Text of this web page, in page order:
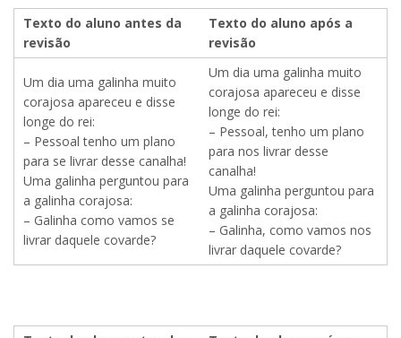
Texto do aluno antes da
revisão
Texto do aluno após a
revisão
Um dia uma galinha muito
corajosa apareceu e disse
longe do rei:
– Pessoal tenho um plano
para se livrar desse canalha!
Uma galinha perguntou para
a galinha corajosa:
– Galinha como vamos se
livrar daquele covarde?
Um dia uma galinha muito
corajosa apareceu e disse
longe do rei:
– Pessoal, tenho um plano
para nos livrar desse
canalha!
Uma galinha perguntou para
a galinha corajosa:
– Galinha, como vamos nos
livrar daquele covarde?